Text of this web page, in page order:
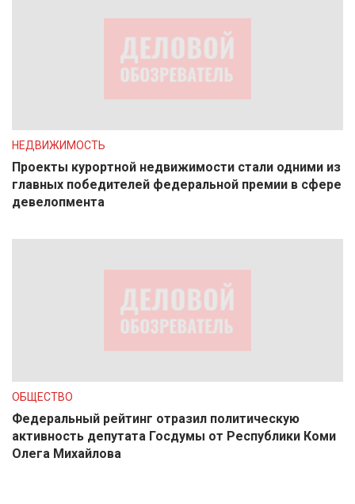
НЕДВИЖИМОСТЬ
Проекты курортной недвижимости стали одними из
главных победителей федеральной премии в сфере
девелопмента
ОБЩЕСТВО
Федеральный рейтинг отразил политическую
активность депутата Госдумы от Республики Коми
Олега Михайлова